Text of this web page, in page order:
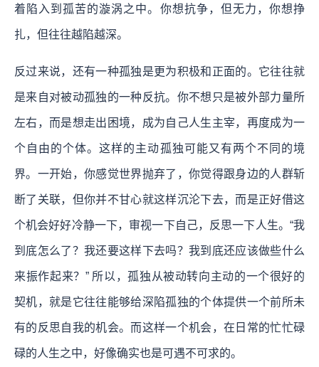
着陷入到孤苦的漩涡之中。你想抗争，但无力，你想挣
扎，但往往越陷越深。
反过来说，还有一种孤独是更为积极和正面的。它往往就
是来自对被动孤独的一种反抗。你不想只是被外部力量所
左右，而是想走出困境，成为自己人生主宰，再度成为一
个自由的个体。这样的主动孤独可能又有两个不同的境
界。一开始，你感觉世界抛弃了，你觉得跟身边的人群斩
断了关联，但你并不甘心就这样沉沦下去，而是正好借这
个机会好好冷静一下，审视一下自己，反思一下人生。“我
到底怎么了？我还要这样下去吗？我到底还应该做些什么
来振作起来？” 所以，孤独从被动转向主动的一个很好的
契机，就是它往往能够给深陷孤独的个体提供一个前所未
有的反思自我的机会。而这样一个机会，在日常的忙忙碌
碌的人生之中，好像确实也是可遇不可求的。